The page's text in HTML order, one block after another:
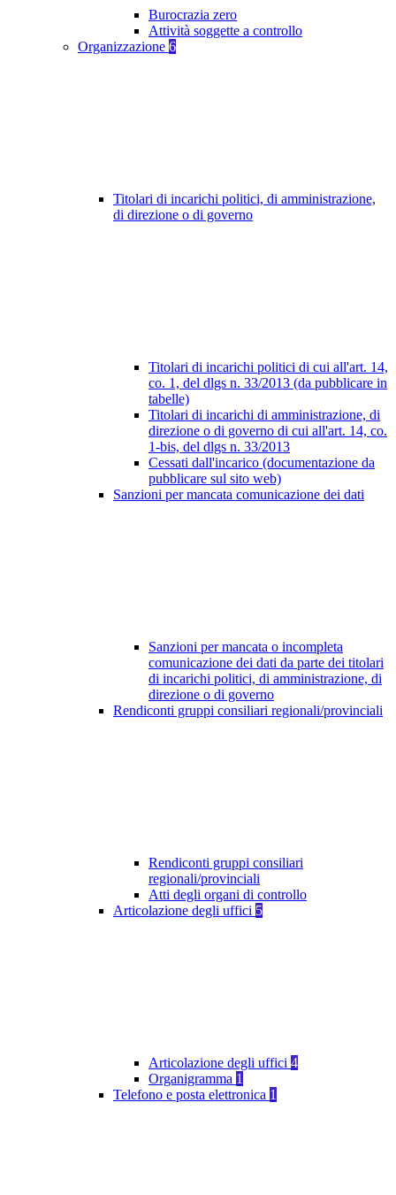
Burocrazia zero
Attività soggette a controllo
Organizzazione 6
Titolari di incarichi politici, di amministrazione,
di direzione o di governo
Titolari di incarichi politici di cui all'art. 14,
co. 1, del dlgs n. 33/2013 (da pubblicare in
tabelle)
Titolari di incarichi di amministrazione, di
direzione o di governo di cui all'art. 14, co.
1-bis, del dlgs n. 33/2013
Cessati dall'incarico (documentazione da
pubblicare sul sito web)
Sanzioni per mancata comunicazione dei dati
Sanzioni per mancata o incompleta
comunicazione dei dati da parte dei titolari
di incarichi politici, di amministrazione, di
direzione o di governo
Rendiconti gruppi consiliari regionali/provinciali
Rendiconti gruppi consiliari
regionali/provinciali
Atti degli organi di controllo
Articolazione degli uffici 5
Articolazione degli uffici 4
Organigramma 1
Telefono e posta elettronica 1